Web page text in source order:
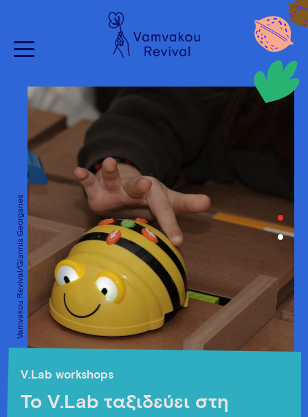
Vamvakou Revival/Giannis Georganes
V.Lab workshops
Το V.Lab ταξιδεύει στη